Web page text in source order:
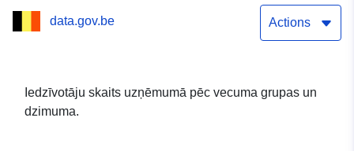
data.gov.be Actions
Iedzīvotāju skaits uzņēmumā pēc vecuma grupas un
dzimuma.